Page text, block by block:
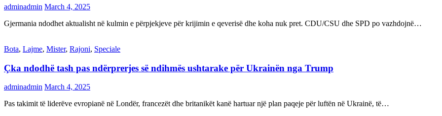
adminadmin March 4, 2025
Gjermania ndodhet aktualisht në kulmin e përpjekjeve për krijimin e qeverisë dhe koha nuk pret. CDU/CSU dhe SPD po vazhdojnë…
Bota, Lajme, Mister, Rajoni, Speciale
Çka ndodhë tash pas ndërprerjes së ndihmës ushtarake për Ukrainën nga Trump
adminadmin March 4, 2025
Pas takimit të liderëve evropianë në Londër, francezët dhe britanikët kanë hartuar një plan paqeje për luftën në Ukrainë, të…